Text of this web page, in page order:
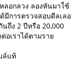
ลอกลวง ลองหันมาใช้
มีการตรวจสอบดีลเลอ
ถึง 2 ปีหรือ 20,000
อเราได้ตามราย
ล์‌แท้‌